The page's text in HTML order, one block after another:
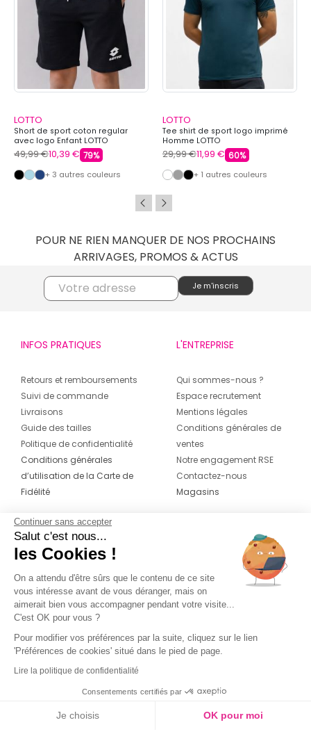
LOTTO
Short de sport coton regular
avec logo Enfant LOTTO
49,99 €10,39 € 79%
+ 3 autres couleurs
LOTTO
Tee shirt de sport logo imprimé
Homme LOTTO
29,99 €11,99 € 60%
+ 1 autres couleurs
POUR NE RIEN MANQUER DE NOS PROCHAINS
ARRIVAGES, PROMOS & ACTUS
INFOS PRATIQUES
Retours et remboursements
Suivi de commande
Livraisons
Guide des tailles
Politique de confidentialité
Conditions générales
d’utilisation de la Carte de
Fidélité
L'ENTREPRISE
Qui sommes-nous ?
Espace recrutement
Mentions légales
Conditions générales de
ventes
Notre engagement RSE
Contactez-nous
Magasins
CONTACT
04 42 20 78 42
Du lundi au jeudi de 8h30 à 16h30 & le
vendredi de 8h30 à 15h30
Continuer sans accepter
Salut c'est nous...
les Cookies !
On a attendu d'être sûrs que le contenu de ce site
vous intéresse avant de vous déranger, mais on
aimerait bien vous accompagner pendant votre visite...
C'est OK pour vous ?
Pour modifier vos préférences par la suite, cliquez sur le lien
'Préférences de cookies' situé dans le pied de page.
Lire la politique de confidentialité
Consentements certifiés par
Je choisis OK pour moi